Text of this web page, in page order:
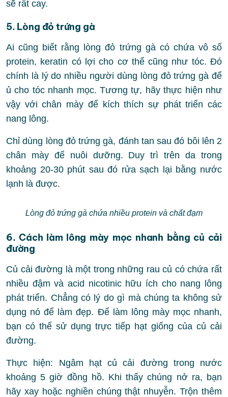
sẽ rất cay.
5. Lòng đỏ trứng gà
Ai cũng biết rằng lòng đỏ trứng gà có chứa vô số
protein, keratin có lợi cho cơ thể cũng như tóc. Đó
chính là lý do nhiều người dùng lòng đỏ trứng gà để
ủ cho tóc nhanh mọc. Tương tự, hãy thực hiện như
vậy với chân mày để kích thích sự phát triển các
nang lông.
Chỉ dùng lòng đỏ trứng gà, đánh tan sau đó bôi lên 2
chân mày để nuôi dưỡng. Duy trì trên da trong
khoảng 20-30 phút sau đó rửa sạch lại bằng nước
lạnh là được.
Lòng đỏ trứng gà chứa nhiều protein và chất đạm
6. Cách làm lông mày mọc nhanh bằng củ cải
đường
Củ cải đường là một trong những rau củ có chứa rất
nhiều đậm và acid nicotinic hữu ích cho nang lông
phát triển. Chẳng có lý do gì mà chúng ta không sử
dụng nó để làm đẹp. Để làm lông mày mọc nhanh,
bạn có thể sử dụng trực tiếp hạt giống của củ cải
đường.
Thực hiện: Ngâm hạt củ cải đường trong nước
khoảng 5 giờ đồng hồ. Khi thấy chúng nở ra, bạn
hãy xay hoặc nghiền chúng thật nhuyễn. Trộn thêm